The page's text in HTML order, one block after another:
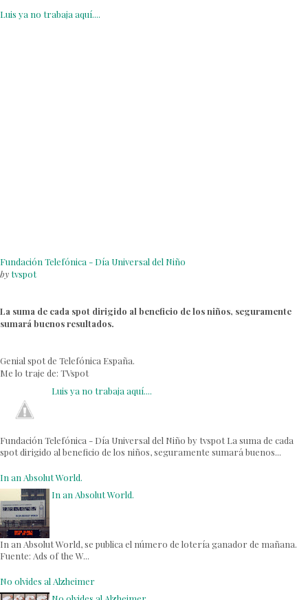
Luis ya no trabaja aquí....
Fundación Telefónica - Día Universal del Niño
bytvspot
La suma de cada spot dirigido al beneficio de los niños, seguramente
sumará buenos resultados.
Genial spot de Telefónica España.
Me lo traje de: TVspot
Luis ya no trabaja aquí....
Fundación Telefónica - Día Universal del Niño by tvspot La suma de cada
spot dirigido al beneficio de los niños, seguramente sumará buenos...
In an Absolut World.
In an Absolut World.
In an Absolut World, se publica el número de lotería ganador de mañana.
Fuente: Ads of the W...
No olvides al Alzheimer